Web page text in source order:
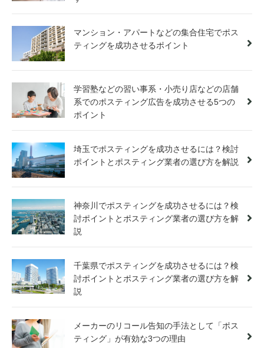
マンション・アパートなどの集合住宅でポス
ティングを成功させるポイント
学習塾などの習い事系・小売り店などの店舗
系でのポスティング広告を成功させる5つの
ポイント
埼玉でポスティングを成功させるには？検討
ポイントとポスティング業者の選び方を解説
神奈川でポスティングを成功させるには？検
討ポイントとポスティング業者の選び方を解
説
千葉県でポスティングを成功させるには？検
討ポイントとポスティング業者の選び方を解
説
メーカーのリコール告知の手法として「ポス
ティング」が有効な3つの理由